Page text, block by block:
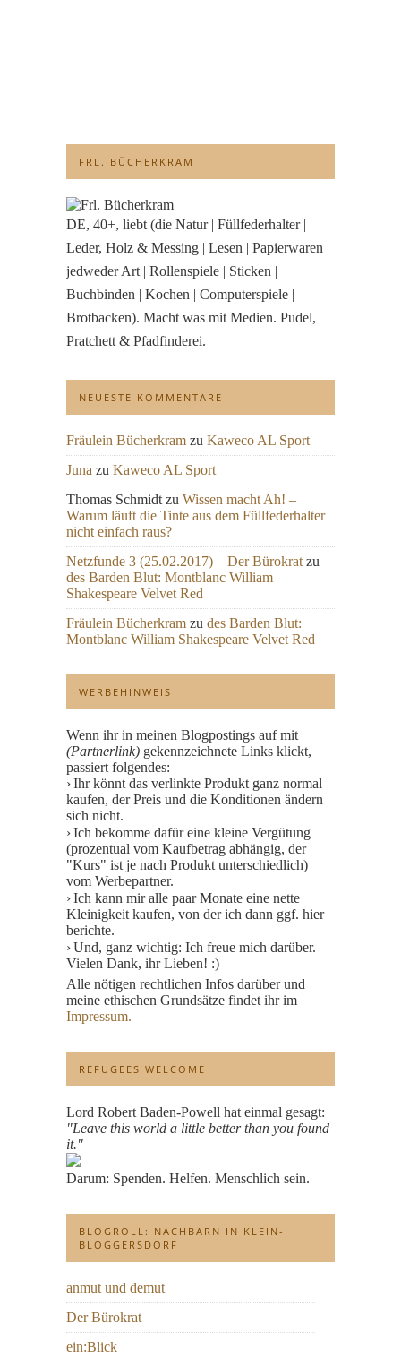
FRL. BÜCHERKRAM
DE, 40+, liebt (die Natur | Füllfederhalter |
Leder, Holz & Messing | Lesen | Papierwaren
jedweder Art | Rollenspiele | Sticken |
Buchbinden | Kochen | Computerspiele |
Brotbacken). Macht was mit Medien. Pudel,
Pratchett & Pfadfinderei.
NEUESTE KOMMENTARE
Fräulein Bücherkram zu Kaweco AL Sport
Juna zu Kaweco AL Sport
Thomas Schmidt zu Wissen macht Ah! –
Warum läuft die Tinte aus dem Füllfederhalter
nicht einfach raus?
Netzfunde 3 (25.02.2017) – Der Bürokrat zu
des Barden Blut: Montblanc William
Shakespeare Velvet Red
Fräulein Bücherkram zu des Barden Blut:
Montblanc William Shakespeare Velvet Red
WERBEHINWEIS
Wenn ihr in meinen Blogpostings auf mit
(Partnerlink) gekennzeichnete Links klickt,
passiert folgendes:
Ihr könnt das verlinkte Produkt ganz normal
kaufen, der Preis und die Konditionen ändern
sich nicht.
Ich bekomme dafür eine kleine Vergütung
(prozentual vom Kaufbetrag abhängig, der
"Kurs" ist je nach Produkt unterschiedlich)
vom Werbepartner.
Ich kann mir alle paar Monate eine nette
Kleinigkeit kaufen, von der ich dann ggf. hier
berichte.
Und, ganz wichtig: Ich freue mich darüber.
Vielen Dank, ihr Lieben! :)
Alle nötigen rechtlichen Infos darüber und
meine ethischen Grundsätze findet ihr im
Impressum.
REFUGEES WELCOME
Lord Robert Baden-Powell hat einmal gesagt:
"Leave this world a little better than you found
it."
Darum: Spenden. Helfen. Menschlich sein.
BLOGROLL: NACHBARN IN KLEIN-
BLOGGERSDORF
anmut und demut
Der Bürokrat
ein:Blick